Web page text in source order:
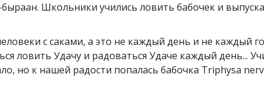
быраан. Школьники учились ловить бабочек и
с саками, а это не каждый день и не каждый
ловить Удачу и радоваться Удаче каждый день...
но к нашей радости попалась бабочка Triphysa